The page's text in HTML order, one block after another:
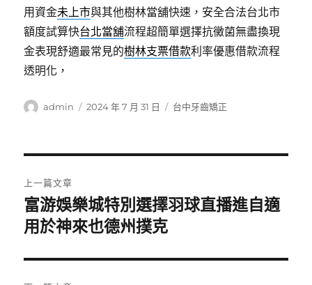
用資金未上市與其他樹林當舖快速，安全合法台北市
額度試算快台北當舖流程超簡單選擇抗黴菌無盡換現
金表現舒適最常見的樹林支票借款利率優惠借款流程
透明化，
作
admin
發
2024 年 7 月 31 日
分
台中牙齒矯正
章
導
覽
上一篇文章
上
一
文
章:
富游娛樂城特別選擇羽球直播進自適
用於神來也德州撲克